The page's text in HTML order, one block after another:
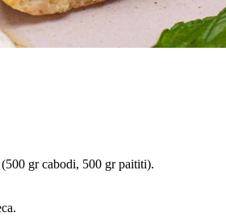
gr cabodi, 500 gr paititi).